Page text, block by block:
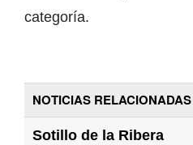
categoría.
NOTICIAS RELACIONADAS
Sotillo de la Ribera